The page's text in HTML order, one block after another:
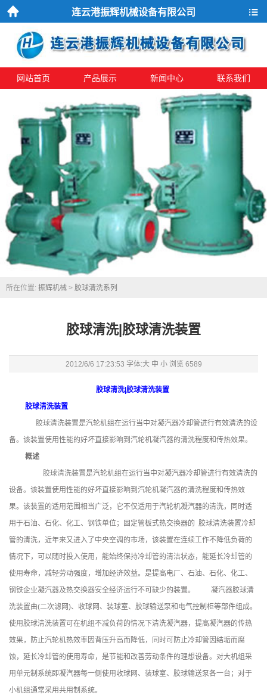
首页
连云港振辉机械设备有限公司
网站首页 产品展示 新闻中心 联系我们
所在位置: 振辉机械 > 胶球清洗系列
胶球清洗|胶球清洗装置
2012/6/6 17:23:53 字体:大 中 小浏览 6589
胶球清洗|胶球清洗装置
胶球清洗装置
胶球清洗装置是汽轮机组在运行当中对凝汽器冷却管进行有效清洗的设
备。该装置使用性能的好坏直接影响到汽轮机凝汽器的清洗程度和传热效果。
概述
胶球清洗装置是汽轮机组在运行当中对凝汽器冷却管进行有效清洗的
设备。该装置使用性能的好坏直接影响到汽轮机凝汽器的清洗程度和传热效
果。该装置的适用范围相当广泛，它不仅适用于汽轮机凝汽器的清洗，同时适
用于石油、石化、化工、钢铁单位；固定管板式热交换器的 胶球清洗装置冷却
管的清洗，近年来又进入了中央空调的市场，该装置在连续工作不降低负荷的
情况下，可以随时投入使用，能始终保持冷却管的清洁状态，能延长冷却管的
使用寿命，减轻劳动强度，增加经济效益。是提高电厂、石油、石化、化工、
钢铁企业凝汽器及热交换器安全经济运行不可缺少的装置。 凝汽器胶球清
洗装置由(二次滤网)、收球网、装球室、胶球输送泵和电气控制柜等部件组成。
使用胶球清洗装置可在机组不减负荷的情况下清洗凝汽器，提高凝汽器的传热
效果，防止汽轮机热效率因背压升高而降低，同时可防止冷却管因结垢而腐
蚀，延长冷却管的使用寿命，是节能和改善劳动条件的理想设备。对大机组采
用单元制系统即凝汽器每一侧使用收球网、装球室、胶球输送泵各一台；对于
小机组通常采用共用制系统。